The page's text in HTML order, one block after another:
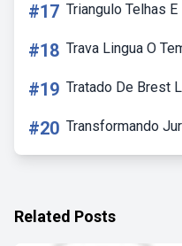
#17 Triangulo Telhas
#18 Trava Lingua O
#19 Tratado De Brest
#20 Transformando
Related Posts